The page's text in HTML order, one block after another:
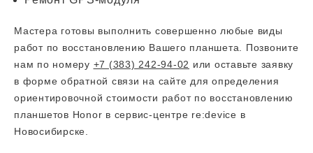
Мастера готовы выполнить совершенно любые виды
работ по восстановлению Вашего планшета. Позвоните
нам по номеру +7 (383) 242-94-02 или оставьте заявку
в форме обратной связи на сайте для определения
ориентировочной стоимости работ по восстановлению
планшетов Honor в сервис-центре re:device в
Новосибирске.